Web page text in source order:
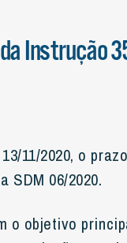
Instrução
11/2020, o
SDM 06/2020.
o objetivo